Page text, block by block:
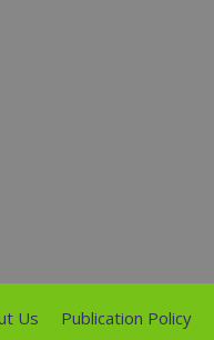
Us Publication Policy